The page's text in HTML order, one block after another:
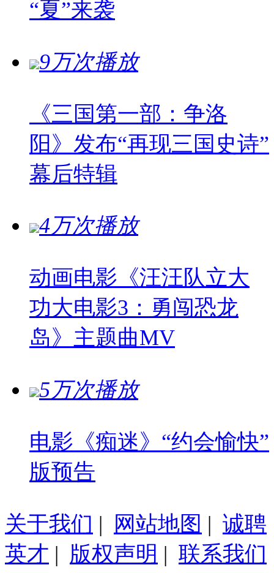
“夏”来袭
9万次播放
《三国第一部：争洛
阳》发布“再现三国史诗”
幕后特辑
4万次播放
动画电影《汪汪队立大
功大电影3：勇闯恐龙
岛》主题曲MV
5万次播放
电影《痴迷》“约会愉快”
版预告
关于我们 | 网站地图 | 诚聘
英才 | 版权声明 | 联系我们